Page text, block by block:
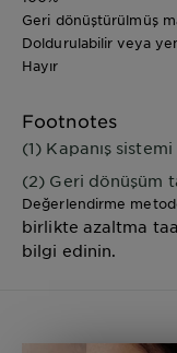
Geri dönüştürülmüş
Doldurulabilir veya
Hayır
Footnotes
(1) Kapanış
(2) Geri dönüşüm
Değerlendirme
birlikte azaltma
bilgi edinin.